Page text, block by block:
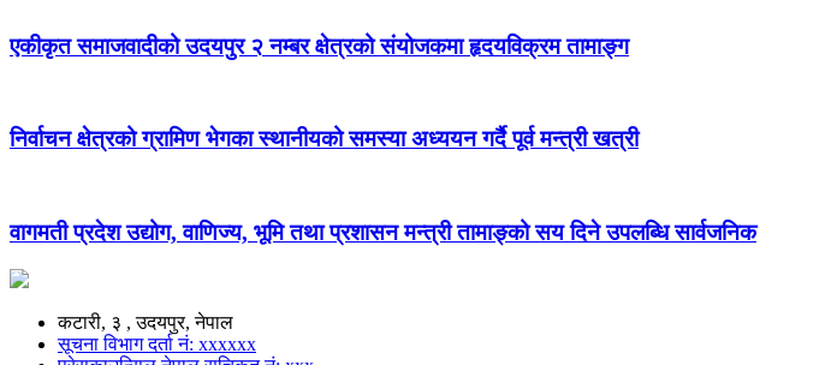
एकीकृत समाजवादीको उदयपुर २ नम्बर क्षेत्रको संयोजकमा हृदयविक्रम तामाङ्ग
निर्वाचन क्षेत्रको ग्रामिण भेगका स्थानीयको समस्या अध्ययन गर्दै पूर्व मन्त्री खत्री
वागमती प्रदेश उद्योग, वाणिज्य, भूमि तथा प्रशासन मन्त्री तामाङ्को सय दिने उपलब्धि सार्वजनिक
कटारी, ३ , उदयपुर, नेपाल
सूचना विभाग दर्ता नं: xxxxxx